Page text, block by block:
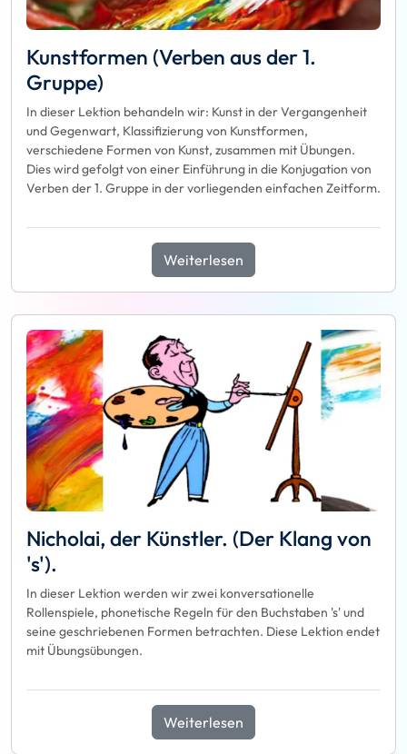
Kunstformen (Verben aus der 1.
Gruppe)
In dieser Lektion behandeln wir: Kunst in der Vergangenheit
und Gegenwart, Klassifizierung von Kunstformen,
verschiedene Formen von Kunst, zusammen mit Übungen.
Dies wird gefolgt von einer Einführung in die Konjugation von
Verben der 1. Gruppe in der vorliegenden einfachen Zeitform.
Weiterlesen
Nicholai, der Künstler. (Der Klang von
's').
In dieser Lektion werden wir zwei konversationelle
Rollenspiele, phonetische Regeln für den Buchstaben 's' und
seine geschriebenen Formen betrachten. Diese Lektion endet
mit Übungsübungen.
Weiterlesen